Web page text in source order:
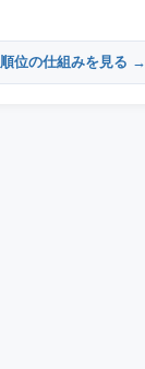
順位の仕組みを見る →